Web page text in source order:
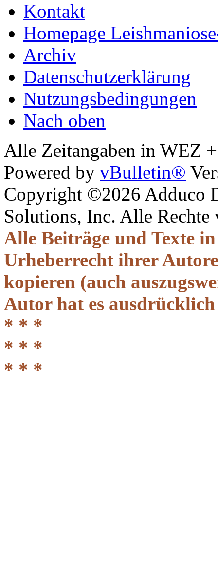
Kontakt
Homepage
Archiv
Datenschutzerklärung
Nutzungsbedingungen
Nach oben
Alle Zeitangaben in WEZ
Powered by vBulletin®
Copyright ©2026 Adduco
Solutions, Inc. Alle Rechte
Alle Beiträge und Texte
Urheberrecht ihrer
kopieren (auch
Autor hat es
* * *
* * *
* * *